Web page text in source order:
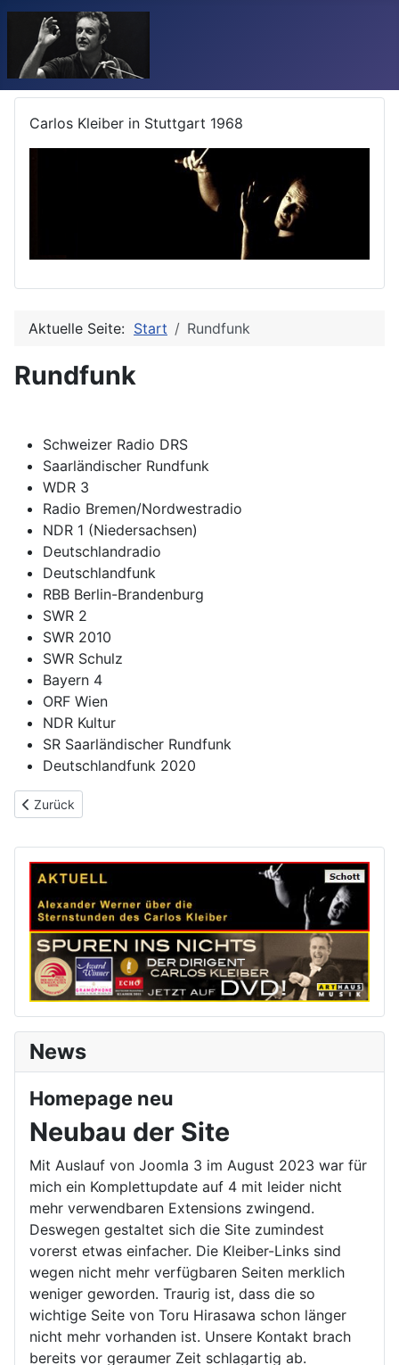
Carlos Kleiber in Stuttgart 1968
Aktuelle Seite: Start Rundfunk
Rundfunk
Schweizer Radio DRS
Saarländischer Rundfunk
WDR 3
Radio Bremen/Nordwestradio
NDR 1 (Niedersachsen)
Deutschlandradio
Deutschlandfunk
RBB Berlin-Brandenburg
SWR 2
SWR 2010
SWR Schulz
Bayern 4
ORF Wien
NDR Kultur
SR Saarländischer Rundfunk
Deutschlandfunk 2020
Vorheriger Beitrag: DRS
Zurück
News
Homepage neu
Neubau der Site
Mit Auslauf von Joomla 3 im August 2023 war für
mich ein Komplettupdate auf 4 mit leider nicht
mehr verwendbaren Extensions zwingend.
Deswegen gestaltet sich die Site zumindest
vorerst etwas einfacher. Die Kleiber-Links sind
wegen nicht mehr verfügbaren Seiten merklich
weniger geworden. Traurig ist, dass die so
wichtige Seite von Toru Hirasawa schon länger
nicht mehr vorhanden ist. Unsere Kontakt brach
bereits vor geraumer Zeit schlagartig ab.